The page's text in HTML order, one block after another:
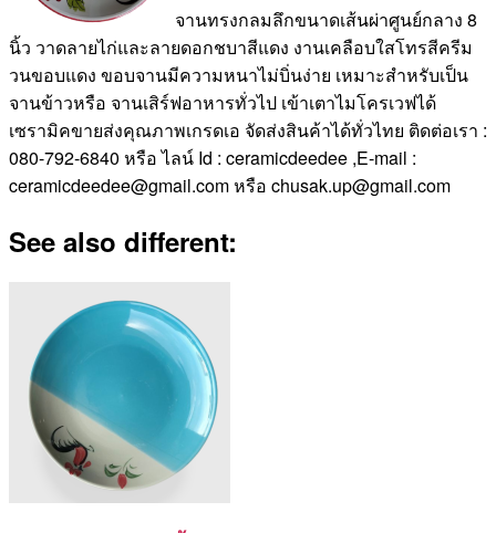
จานทรงกลมลึกขนาดเส้นผ่าศูนย์กลาง 8
นิ้ว วาดลายไก่และลายดอกชบาสีแดง งานเคลือบใสโทรสีครีม
วนขอบแดง ขอบจานมีความหนาไม่บิ่นง่าย เหมาะสำหรับเป็น
จานข้าวหรือ จานเสิร์ฟอาหารทั่วไป เข้าเตาไมโครเวฟได้
เซรามิคขายส่งคุณภาพเกรดเอ จัดส่งสินค้าได้ทั่วไทย ติดต่อเรา :
080-792-6840 หรือ ไลน์ Id : ceramicdeedee ,E-mail :
ceramicdeedee@gmail.com หรือ chusak.up@gmail.com
See also different: